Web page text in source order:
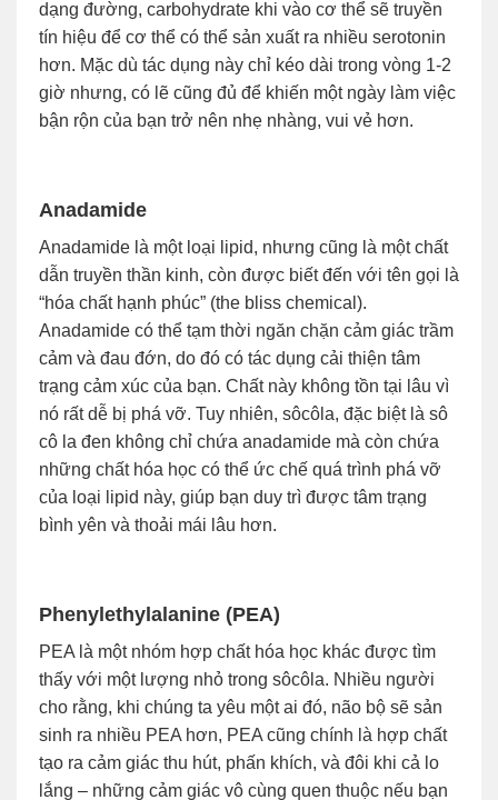
dạng đường, carbohydrate khi vào cơ thể sẽ truyền
tín hiệu để cơ thể có thể sản xuất ra nhiều serotonin
hơn. Mặc dù tác dụng này chỉ kéo dài trong vòng 1-2
giờ nhưng, có lẽ cũng đủ để khiến một ngày làm việc
bận rộn của bạn trở nên nhẹ nhàng, vui vẻ hơn.
Anadamide
Anadamide là một loại lipid, nhưng cũng là một chất
dẫn truyền thần kinh, còn được biết đến với tên gọi là
“hóa chất hạnh phúc” (the bliss chemical).
Anadamide có thể tạm thời ngăn chặn cảm giác trầm
cảm và đau đớn, do đó có tác dụng cải thiện tâm
trạng cảm xúc của bạn. Chất này không tồn tại lâu vì
nó rất dễ bị phá vỡ. Tuy nhiên, sôcôla, đặc biệt là sô
cô la đen không chỉ chứa anadamide mà còn chứa
những chất hóa học có thể ức chế quá trình phá vỡ
của loại lipid này, giúp bạn duy trì được tâm trạng
bình yên và thoải mái lâu hơn.
Phenylethylalanine (PEA)
PEA là một nhóm hợp chất hóa học khác được tìm
thấy với một lượng nhỏ trong sôcôla. Nhiều người
cho rằng, khi chúng ta yêu một ai đó, não bộ sẽ sản
sinh ra nhiều PEA hơn, PEA cũng chính là hợp chất
tạo ra cảm giác thu hút, phấn khích, và đôi khi cả lo
lắng – những cảm giác vô cùng quen thuộc nếu bạn